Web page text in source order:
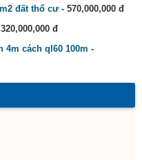
đất thổ cư- 570,000,000 đ
đ
4m cách ql60 100m -